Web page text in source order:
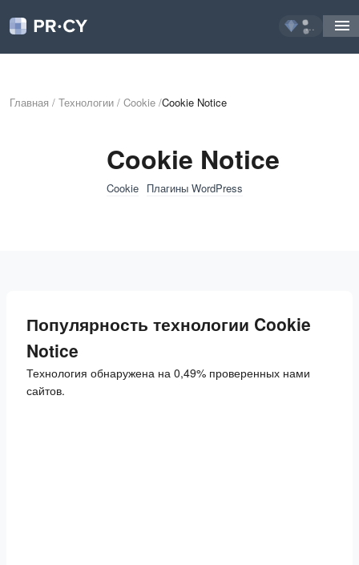
...
Главная / Технологии / Cookie /Cookie Notice
Cookie Notice
Cookie Плагины WordPress
Популярность технологии Cookie
Notice
Технология обнаружена на 0,49% проверенных нами
сайтов.